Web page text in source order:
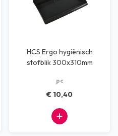
HCS Ergo hygiënisch
stofblik 300x310mm
pc
€ 10,40